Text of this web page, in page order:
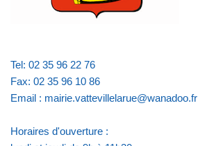
Tel: 02 35 96 22 76
Fax: 02 35 96 10 86
Email : mairie.vattevillelarue@wanadoo.fr
Horaires d'ouverture :